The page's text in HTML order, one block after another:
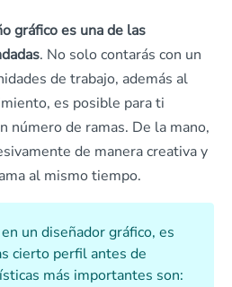
gráfico es una de las
. No solo contarás con un
de trabajo, además al
es posible para ti
número de ramas. De la mano,
de manera creativa y
al mismo tiempo.
un diseñador gráfico, es
cierto perfil antes de
más importantes son: